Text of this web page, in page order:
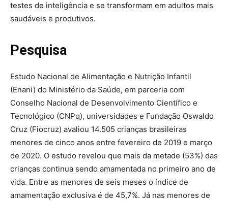
testes de inteligência e se transformam em adultos mais
saudáveis e produtivos.
Pesquisa
Estudo Nacional de Alimentação e Nutrição Infantil
(Enani) do Ministério da Saúde, em parceria com
Conselho Nacional de Desenvolvimento Científico e
Tecnológico (CNPq), universidades e Fundação Oswaldo
Cruz (Fiocruz) avaliou 14.505 crianças brasileiras
menores de cinco anos entre fevereiro de 2019 e março
de 2020. O estudo revelou que mais da metade (53%) das
crianças continua sendo amamentada no primeiro ano de
vida. Entre as menores de seis meses o índice de
amamentação exclusiva é de 45,7%. Já nas menores de